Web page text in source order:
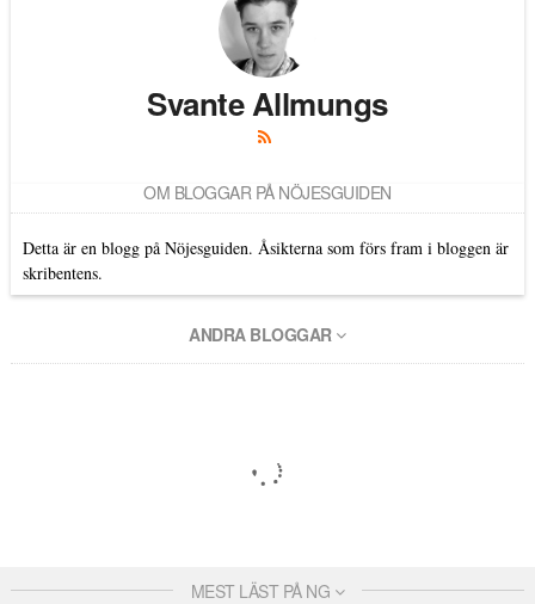
Svante Allmungs
OM BLOGGAR PÅ NÖJESGUIDEN
Detta är en blogg på Nöjesguiden. Åsikterna som förs fram i bloggen är
skribentens.
ANDRA BLOGGAR
MEST LÄST PÅ NG